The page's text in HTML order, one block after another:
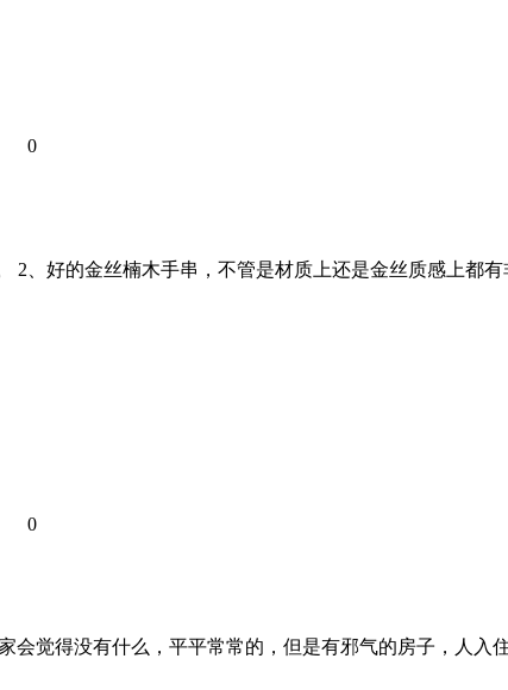
0
2、好的金丝楠木手串，不管是材质上还是金丝质感上都
0
觉得没有什么，平平常常的，但是有邪气的房子，人入